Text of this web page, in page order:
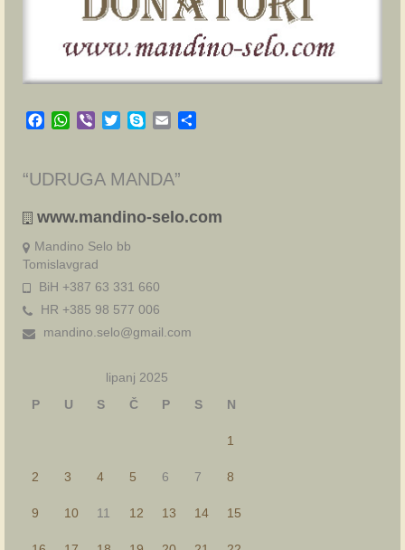
Facebook
WhatsApp
Viber TwitterSkypeEmail
“UDRUGA MANDA”
www.mandino-selo.com
Mandino Selo bb
Tomislavgrad
BiH +387 63 331 660
HR +385 98 577 006
mandino.selo@gmail.com
lipanj 2025
P
U S Č P S N
1
2 3 4 5 6 7 8
9 10 11 12 13 14 15